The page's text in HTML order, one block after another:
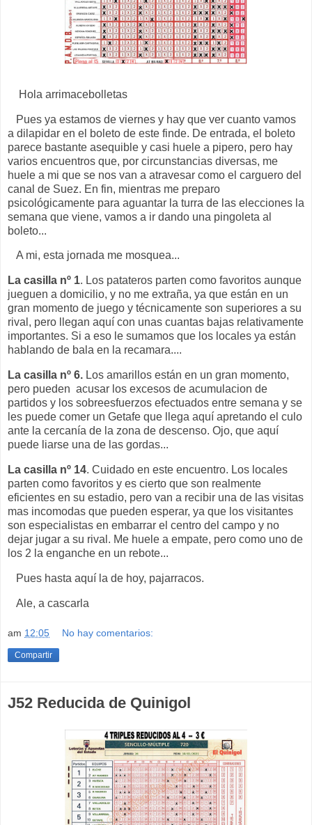
Hola arrimacebolletas
Pues ya estamos de viernes y hay que ver cuanto vamos
a dilapidar en el boleto de este finde. De entrada, el boleto
parece bastante asequible y casi huele a pipero, pero hay
varios encuentros que, por circunstancias diversas, me
huele a mi que se nos van a atravesar como el carguero del
canal de Suez. En fin, mientras me preparo
psicológicamente para aguantar la turra de las elecciones la
semana que viene, vamos a ir dando una pingoleta al
boleto...
A mi, esta jornada me mosquea...
La casilla nº 1. Los patateros parten como favoritos aunque
jueguen a domicilio, y no me extraña, ya que están en un
gran momento de juego y técnicamente son superiores a su
rival, pero llegan aquí con unas cuantas bajas relativamente
importantes. Si a eso le sumamos que los locales ya están
hablando de bala en la recamara....
La casilla nº 6. Los amarillos están en un gran momento,
pero pueden acusar los excesos de acumulacion de
partidos y los sobreesfuerzos efectuados entre semana y se
les puede comer un Getafe que llega aquí apretando el culo
ante la cercanía de la zona de descenso. Ojo, que aquí
puede liarse una de las gordas...
La casilla nº 14. Cuidado en este encuentro. Los locales
parten como favoritos y es cierto que son realmente
eficientes en su estadio, pero van a recibir una de las visitas
mas incomodas que pueden esperar, ya que los visitantes
son especialistas en embarrar el centro del campo y no
dejar jugar a su rival. Me huele a empate, pero como uno de
los 2 la enganche en un rebote...
Pues hasta aquí la de hoy, pajarracos.
Ale, a cascarla
am 12:05 No hay comentarios:
Compartir
J52 Reducida de Quinigol